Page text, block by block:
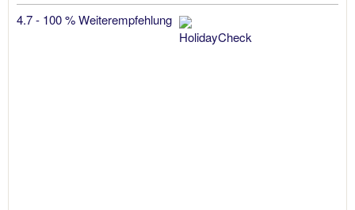
4.7 - 100 % Weiterempfehlung